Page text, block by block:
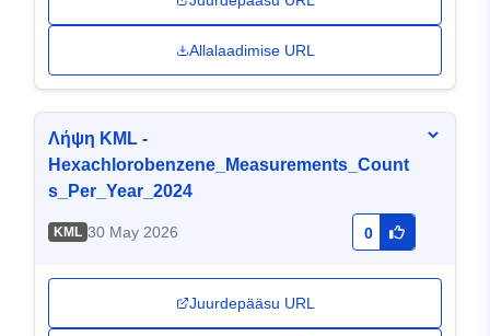
Allalaadimise URL
Λήψη KML -
Hexachlorobenzene_Measurements_Count
s_Per_Year_2024
KML 30 May 2026 0
Juurdepääsu URL